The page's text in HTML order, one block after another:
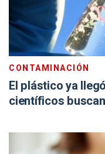
CONTAMINACIÓN
El plástico ya
científicos